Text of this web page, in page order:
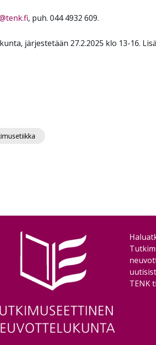
, puh. 044 4932 609.
järjestetään 27.2.2025 klo 13-16.
TENK